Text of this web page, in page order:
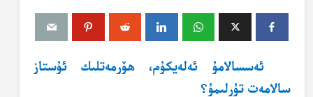
ئەسسالامۇ ئەلەيكۇم، ھۆرمەتلىك ئۇستاز
سالامەت تۇرلىمۇ؟